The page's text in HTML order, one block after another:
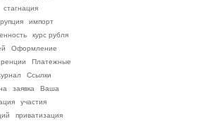
стагнация
импорт
курс рубля
Оформление
Платежные
Ссылки
заявка
Ваша
участия
приватизация